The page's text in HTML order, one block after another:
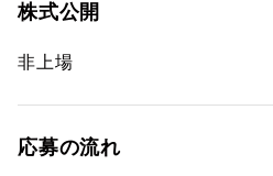
株式公開
非上場
応募の流れ